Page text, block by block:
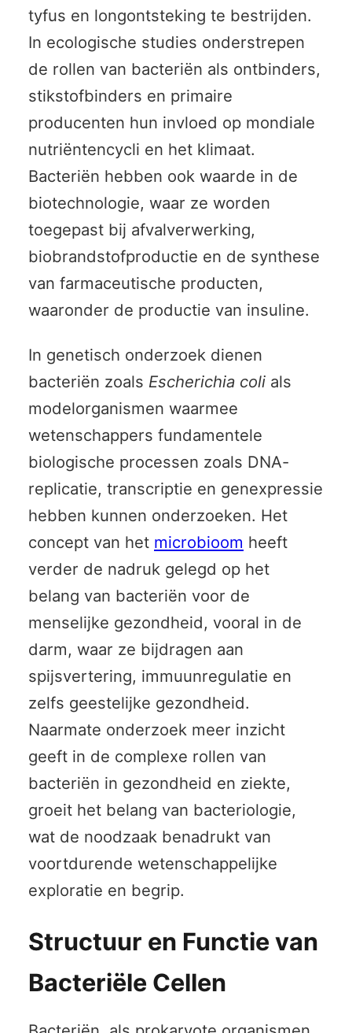
tyfus en longontsteking te bestrijden.
In ecologische studies onderstrepen
de rollen van bacteriën als ontbinders,
stikstofbinders en primaire
producenten hun invloed op mondiale
nutriëntencycli en het klimaat.
Bacteriën hebben ook waarde in de
biotechnologie, waar ze worden
toegepast bij afvalverwerking,
biobrandstofproductie en de synthese
van farmaceutische producten,
waaronder de productie van insuline.
In genetisch onderzoek dienen
bacteriën zoals Escherichia coli als
modelorganismen waarmee
wetenschappers fundamentele
biologische processen zoals DNA-
replicatie, transcriptie en genexpressie
hebben kunnen onderzoeken. Het
concept van het microbioom heeft
verder de nadruk gelegd op het
belang van bacteriën voor de
menselijke gezondheid, vooral in de
darm, waar ze bijdragen aan
spijsvertering, immuunregulatie en
zelfs geestelijke gezondheid.
Naarmate onderzoek meer inzicht
geeft in de complexe rollen van
bacteriën in gezondheid en ziekte,
groeit het belang van bacteriologie,
wat de noodzaak benadrukt van
voortdurende wetenschappelijke
exploratie en begrip.
Structuur en Functie van
Bacteriële Cellen